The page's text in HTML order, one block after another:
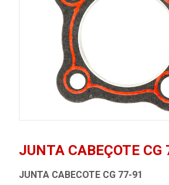
JUNTA CABEÇOTE CG
JUNTA CABECOTE CG 77-91